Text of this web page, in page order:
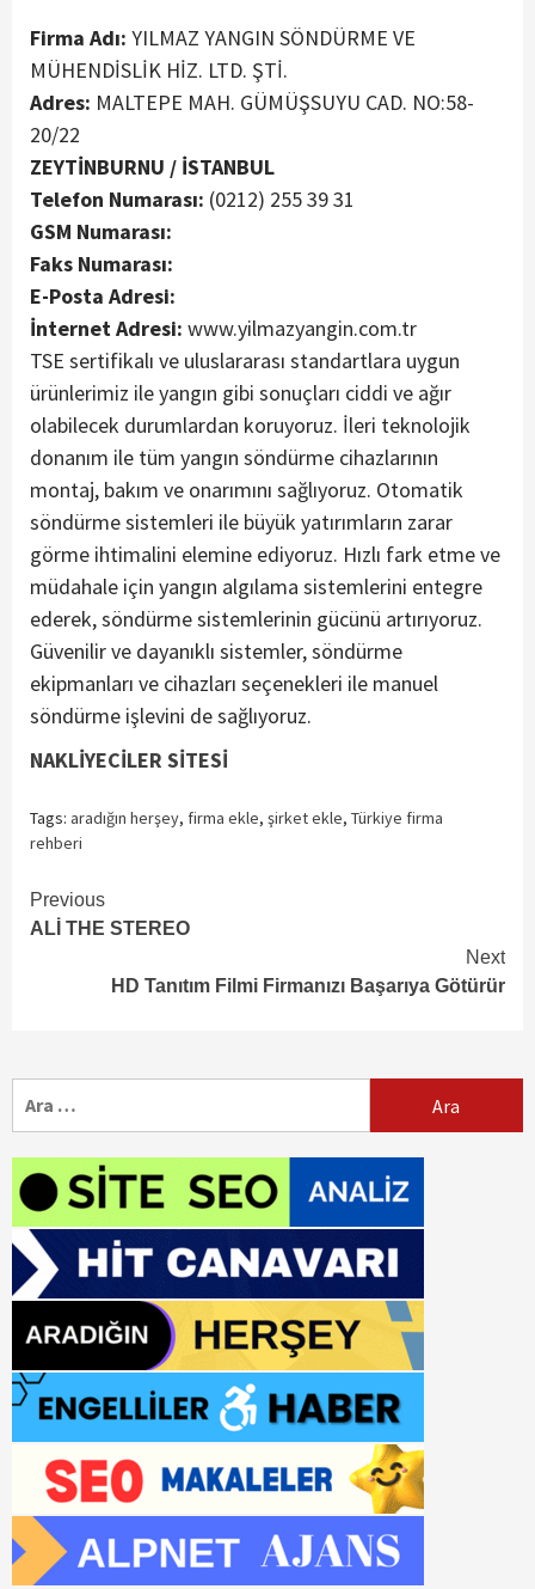
Firma Adı: YILMAZ YANGIN SÖNDÜRME VE
MÜHENDİSLİK HİZ. LTD. ŞTİ.
Adres: MALTEPE MAH. GÜMÜŞSUYU CAD. NO:58-
20/22
ZEYTİNBURNU / İSTANBUL
Telefon Numarası: (0212) 255 39 31
GSM Numarası:
Faks Numarası:
E-Posta Adresi:
İnternet Adresi: www.yilmazyangin.com.tr
TSE sertifikalı ve uluslararası standartlara uygun
ürünlerimiz ile yangın gibi sonuçları ciddi ve ağır
olabilecek durumlardan koruyoruz. İleri teknolojik
donanım ile tüm yangın söndürme cihazlarının
montaj, bakım ve onarımını sağlıyoruz. Otomatik
söndürme sistemleri ile büyük yatırımların zarar
görme ihtimalini elemine ediyoruz. Hızlı fark etme ve
müdahale için yangın algılama sistemlerini entegre
ederek, söndürme sistemlerinin gücünü artırıyoruz.
Güvenilir ve dayanıklı sistemler, söndürme
ekipmanları ve cihazları seçenekleri ile manuel
söndürme işlevini de sağlıyoruz.
NAKLİYECİLER SİTESİ
Tags: aradığın herşey, firma ekle, şirket ekle, Türkiye firma
rehberi
Continue
Reading
Previous
ALİ THE STEREO
Next
HD Tanıtım Filmi Firmanızı Başarıya Götürür